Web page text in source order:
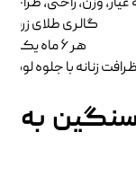
گالری طلای
هر ۶ ماه یک‌بار
زنانه با جلوه لوکس
سنگین به